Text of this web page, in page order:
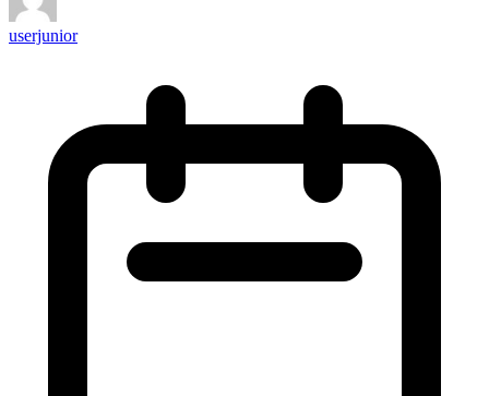
userjunior